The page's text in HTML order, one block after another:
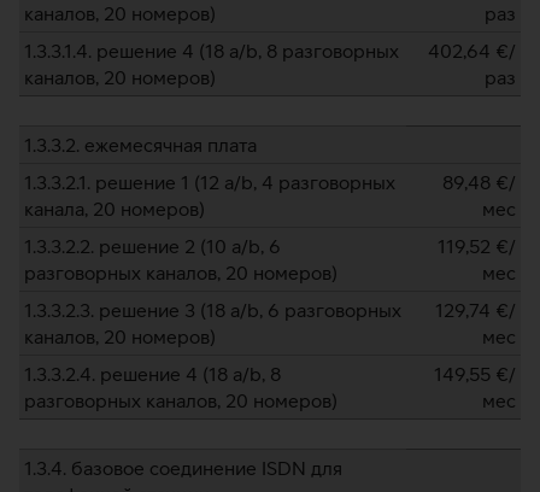
каналов, 20 номеров)
раз
1.3.3.1.4. решение 4 (18 a/b, 8 разговорных
каналов, 20 номеров)
402,64 €/
раз
1.3.3.2. ежемесячная плата
1.3.3.2.1. решение 1 (12 a/b, 4 разговорных
канала, 20 номеров)
89,48 €/
мес
1.3.3.2.2. решение 2 (10 a/b, 6
разговорных каналов, 20 номеров)
119,52 €/
мес
1.3.3.2.3. решение 3 (18 a/b, 6 разговорных
каналов, 20 номеров)
129,74 €/
мес
1.3.3.2.4. решение 4 (18 a/b, 8
разговорных каналов, 20 номеров)
149,55 €/
мес
1.3.4. базовое соединение ISDN для